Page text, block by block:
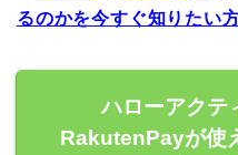
るのかを今すぐ知りたい
ハローアクテ
RakutenPayが使